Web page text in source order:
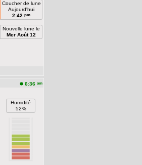
Coucher de lune
Aujourd'hui
2:42 pm
Nouvelle lune le
Mer Août 12
6:36 am
Humidité
52%